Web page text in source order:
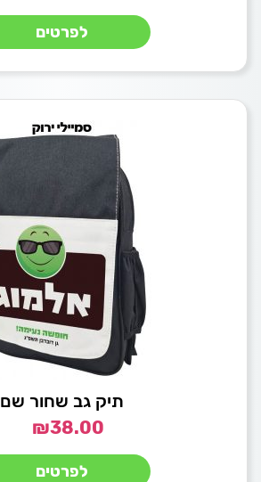
לפרטים
תיק גב שחור שם
₪38.00
לפרטים